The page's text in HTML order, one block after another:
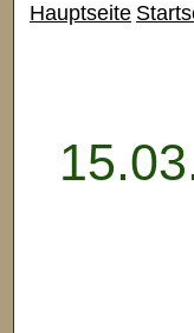
Hauptseite